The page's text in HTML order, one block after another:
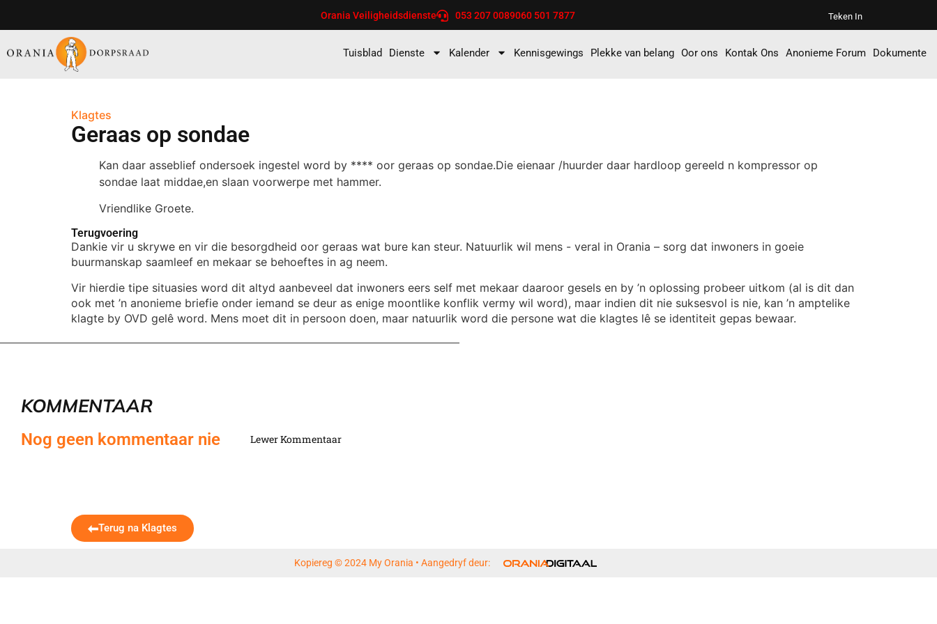
Orania Veiligheidsdienste 053 207 0089060 501 7877 Teken In
Tuisblad Dienste Kalender Kennisgewings Plekke van belang Oor ons Kontak Ons Anonieme Forum Dokumente
Klagtes
Geraas op sondae
Kan daar asseblief ondersoek ingestel word by **** oor geraas op sondae.Die eienaar /huurder daar hardloop gereeld n kompressor op
sondae laat middae,en slaan voorwerpe met hammer.
Vriendlike Groete.
Terugvoering
Dankie vir u skrywe en vir die besorgdheid oor geraas wat bure kan steur. Natuurlik wil mens - veral in Orania – sorg dat inwoners in goeie
buurmanskap saamleef en mekaar se behoeftes in ag neem.
Vir hierdie tipe situasies word dit altyd aanbeveel dat inwoners eers self met mekaar daaroor gesels en by ’n oplossing probeer uitkom (al is dit dan
ook met ’n anonieme briefie onder iemand se deur as enige moontlike konflik vermy wil word), maar indien dit nie suksesvol is nie, kan ’n amptelike
klagte by OVD gelê word. Mens moet dit in persoon doen, maar natuurlik word die persone wat die klagtes lê se identiteit gepas bewaar.
KOMMENTAAR
Nog geen kommentaar nie Lewer Kommentaar
Terug na Klagtes
Kopiereg © 2024 My Orania • Aangedryf deur: